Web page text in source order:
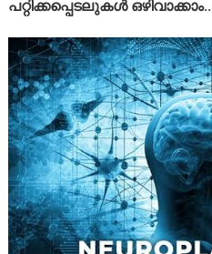
പറ്റിക്കപ്പെടലുകൾ ഒഴിവാക്കാം..